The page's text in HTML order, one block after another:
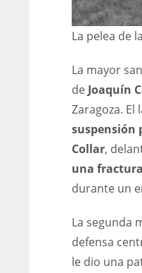
La pelea de
La mayor
de Joaquín
Zaragoza.
suspensión
Collar,
una
durante un
La segunda
defensa
le dio una